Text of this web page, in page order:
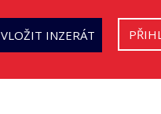
VLOŽIT INZERÁT